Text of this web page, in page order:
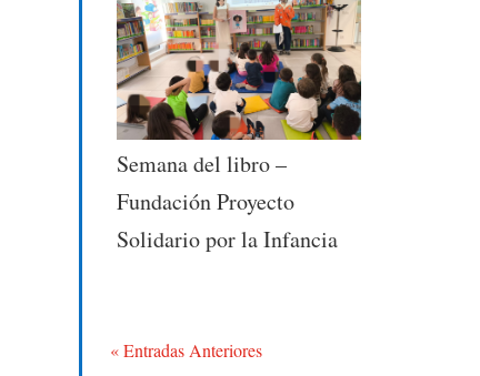
Semana del libro –
Fundación Proyecto
Solidario por la Infancia
« Entradas Anteriores